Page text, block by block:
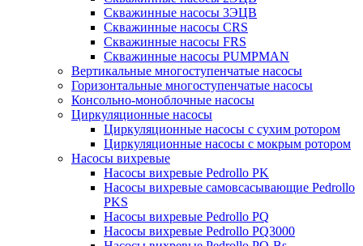
Скважинные насосы 3ЭЦВ
Скважинные насосы CRS
Скважинные насосы FRS
Скважинные насосы PUMPMAN
Вертикальные многоступенчатые насосы
Горизонтальные многоступенчатые насосы
Консольно-моноблочные насосы
Циркуляционные насосы
Циркуляционные насосы с сухим ротором
Циркуляционные насосы с мокрым ротором
Насосы вихревые
Насосы вихревые Pedrollo PK
Насосы вихревые самовсасывающие Pedrollo
PKS
Насосы вихревые Pedrollo PQ
Насосы вихревые Pedrollo PQ3000